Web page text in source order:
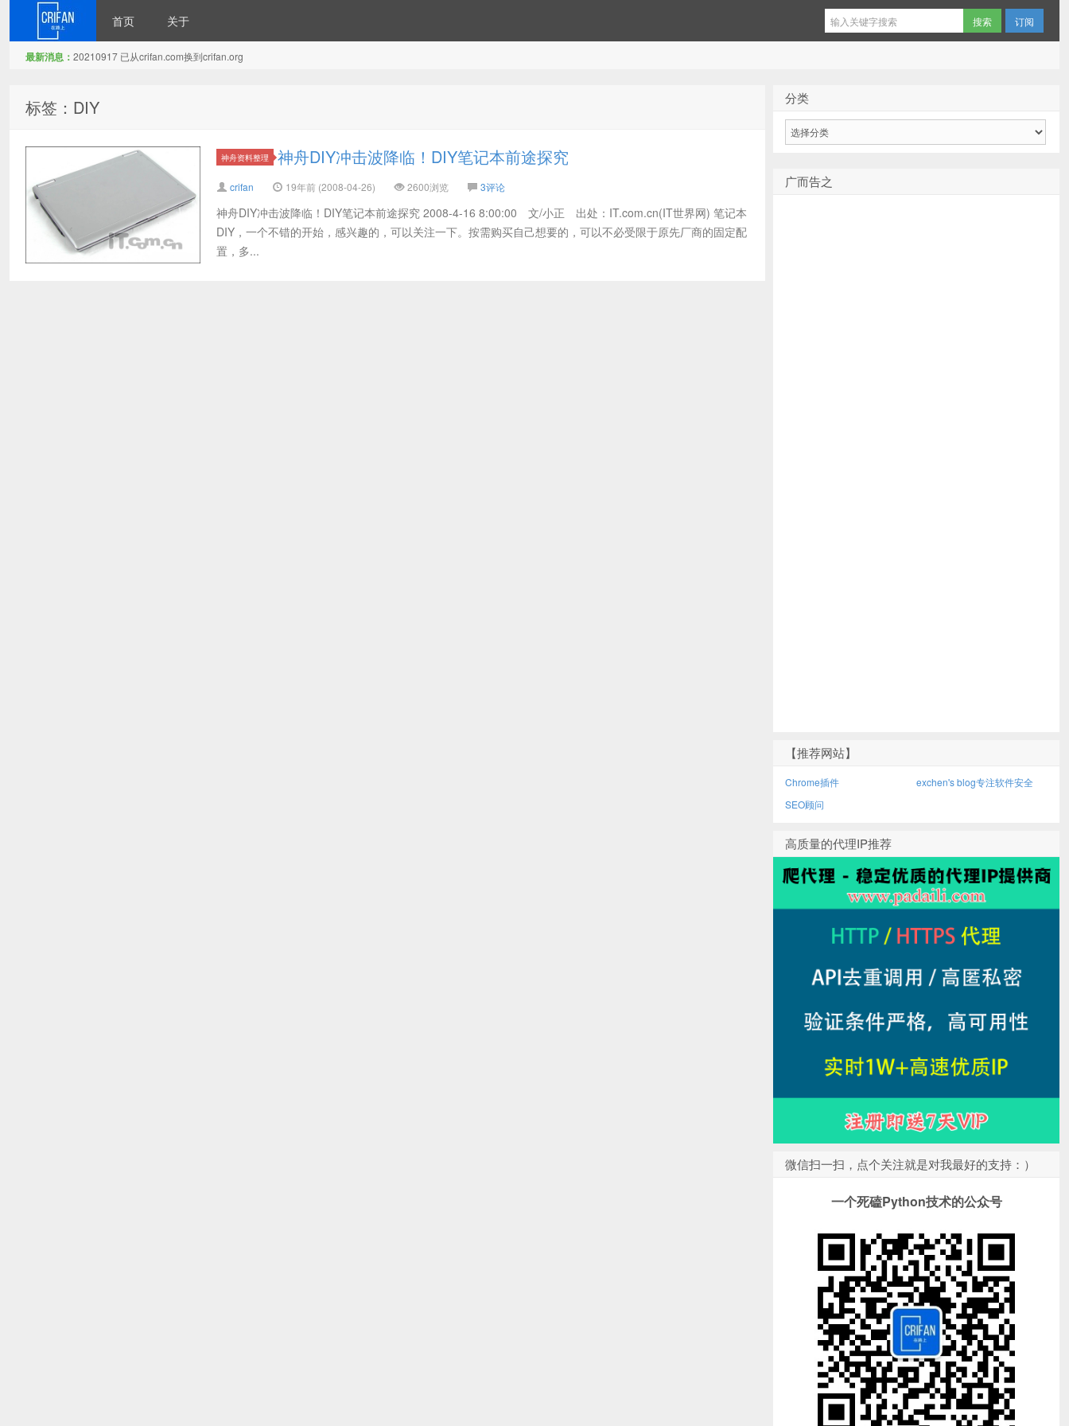
首页 关于 订阅
最新消息： 20210917 已从crifan.com换到crifan.org
标签：DIY
神舟资料整理 神舟DIY冲击波降临！DIY笔记本前途探究
crifan 19年前 (2008-04-26) 2600浏览 3评论
神舟DIY冲击波降临！DIY笔记本前途探究 2008-4-16 8:00:00 文/小正 出处：IT.com.cn(IT世界网) 笔记本
DIY，一个不错的开始，感兴趣的，可以关注一下。按需购买自己想要的，可以不必受限于原先厂商的固定配
置，多...
分类
广而告之
【推荐网站】
Chrome插件
exchen's blog专注软件安全
SEO顾问
高质量的代理IP推荐
微信扫一扫，点个关注就是对我最好的支持：）
一个死磕Python技术的公众号